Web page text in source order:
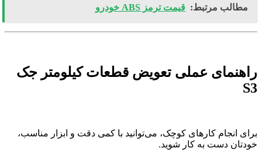
مطالب مرتبط: قیمت ترمز ABS خودرو
راهنمای عملی تعویض قطعات کیلومتر جک
S3
برای انجام کارهای کوچک، می‌توانید با کمی دقت و ابزار مناسب،
خودتان دست به کار شوید.